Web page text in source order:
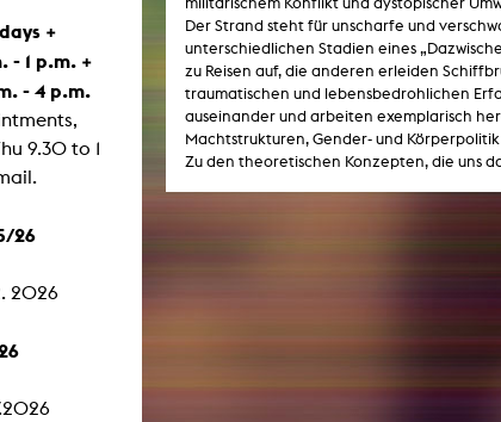
Der Strand steht für unscharfe und
unterschiedlichen Stadien eines
zu Reisen auf, die anderen erleiden
traumatischen und lebensbedrohlichen
auseinander und arbeiten exemplarisch
Machtstrukturen, Gender- und
Zu den theoretischen Konzepten, die uns
+
- 1 p.m. +
- 4 p.m.
9.30 to 1
26
2026
Artistic work students
KHM Research
KHM Rundgänge
Photoszene an der KHM
Digital library
Films
Periodicals
off topic